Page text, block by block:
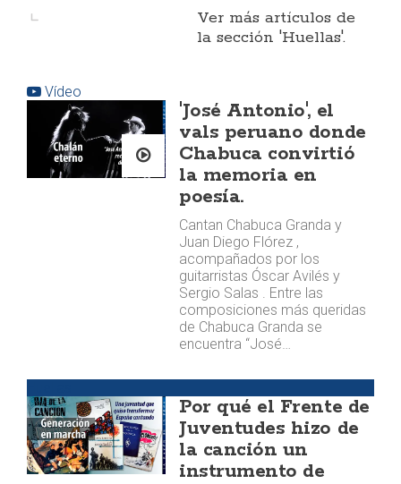
Ver más artículos de
la sección 'Huellas'.
Vídeo
'José Antonio', el
vals peruano donde
Chabuca convirtió
la memoria en
poesía.
Cantan Chabuca Granda y
Juan Diego Flórez ,
acompañados por los
guitarristas Óscar Avilés y
Sergio Salas . Entre las
composiciones más queridas
de Chabuca Granda se
encuentra “José…
Por qué el Frente de
Juventudes hizo de
la canción un
instrumento de